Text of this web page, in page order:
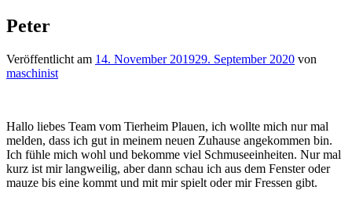
Peter
Veröffentlicht am 14. November 201929. September 2020 von
maschinist
Hallo liebes Team vom Tierheim Plauen, ich wollte mich nur mal
melden, dass ich gut in meinem neuen Zuhause angekommen bin.
Ich fühle mich wohl und bekomme viel Schmuseeinheiten. Nur mal
kurz ist mir langweilig, aber dann schau ich aus dem Fenster oder
mauze bis eine kommt und mit mir spielt oder mir Fressen gibt.